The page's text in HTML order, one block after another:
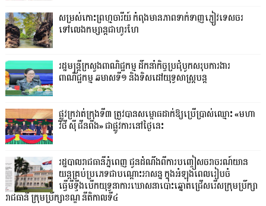
សម្រស់កោះព្រហ្មចារីយ៍ កំពុងមានភាពទាក់ទាញភ្ញៀវទេសចរ
ទៅលេងកម្សាន្តជាហូរហែ
រដ្ឋមន្ត្រីក្រសួងពាណិជ្ជកម្ម ដឹកនាំកិច្ចប្រជុំបូកសរុបការងារ
ពាណិជ្ជកម្ម ឆមាសទី១ និងទិសដៅយុទ្ធសាស្រ្តបន្ត
ផ្លូវក្រវាត់ក្រុងទី៣ ត្រូវបានសម្ពោធដាក់ឱ្យប្រើប្រាស់ឈ្មោះ «មហា
វិថី ស៊ី ជីនពីង» ជាផ្លូវការនៅថ្ងៃនេះ
រដ្ឋបាលរាជធានីភ្នំពេញ ជូនដំណឹងពីការបញ្ចៀសចរាចរណ៍យាន
យន្តគ្រប់ប្រភេទជាបណ្តោះអាសន្ន ក្នុងអំឡុងពេលរៀបចំ
ធ្វើមីទ្ទីងបើកយុទ្ធនាការឃោសនាបោះឆ្នោតជ្រើសរើសក្រុមប្រឹក្សា
រាជធានី ក្រុមប្រឹក្សាខណ្ឌ នីតិកាលទី៤